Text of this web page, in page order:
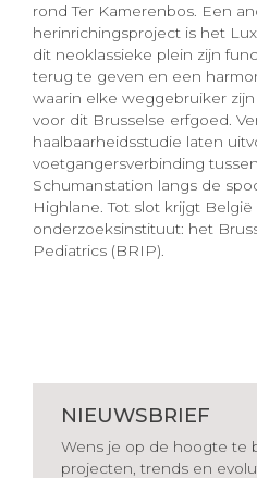
rond Ter Kamerenbos. Een
herinrichingsproject is het
dit neoklassieke plein zijn
terug te geven en een
waarin elke weggebruiker
voor dit Brusselse erfgoed.
haalbaarheidsstudie laten
voetgangersverbinding
Schumanstation langs de
Highlane. Tot slot krijgt
onderzoeksinstituut: het
Pediatrics (BRIP).
NIEUWSBRIEF
Wens je op de hoogte te
projecten, trends en